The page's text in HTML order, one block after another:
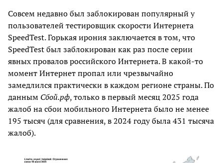
Совсем недавно был заблокирован популярный у
пользователей тестировщик скорости Интернета
SpeedTest. Горькая ирония заключается в том, что
SpeedTest был заблокирован как раз после серии
явных провалов российского Интернета. В какой-то
момент Интернет пропал или чрезвычайно
замедлился практически в каждом регионе страны. По
данным Сбой.рф, только в первый месяц 2025 года
жалоб на сбои мобильного Интернета было не менее
195 тысяч (для сравнения, в 2024 году была 431 тысяча
жалоб).